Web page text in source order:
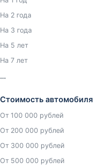
На 2 года
На 3 года
На 5 лет
На 7 лет
Стоимость автомобиля
От 100 000 рублей
От 200 000 рублей
От 300 000 рублей
От 500 000 рублей